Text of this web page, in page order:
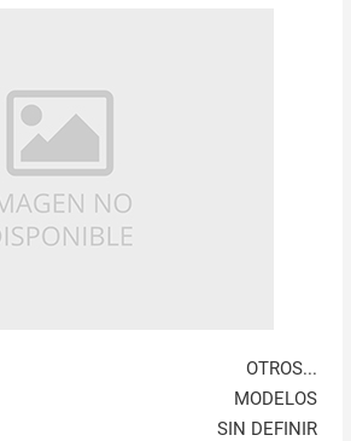
OTROS...
MODELOS
SIN DEFINIR